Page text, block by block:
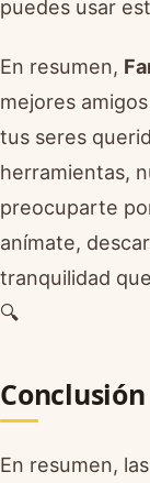
puedes usar
En resumen,
mejores
tus seres
herramientas,
preocuparte
anímate,
tranquilidad
🔍
Conclusión
En resumen,